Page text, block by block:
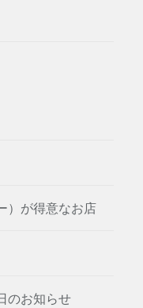
）が得意なお店
のお知らせ